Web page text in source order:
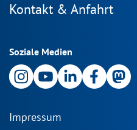
Kontakt & Anfahrt
Soziale Medien
Impressum